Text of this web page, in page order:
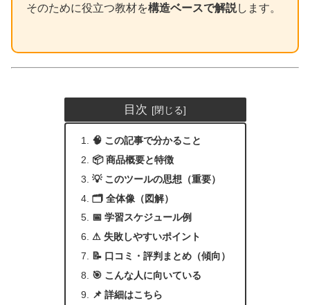
そのために役立つ教材を構造ベースで解説します。
目次
🧠 この記事で分かること
📦 商品概要と特徴
💡 このツールの思想（重要）
🗂 全体像（図解）
📅 学習スケジュール例
⚠ 失敗しやすいポイント
📝 口コミ・評判まとめ（傾向）
🎯 こんな人に向いている
📌 詳細はこちら